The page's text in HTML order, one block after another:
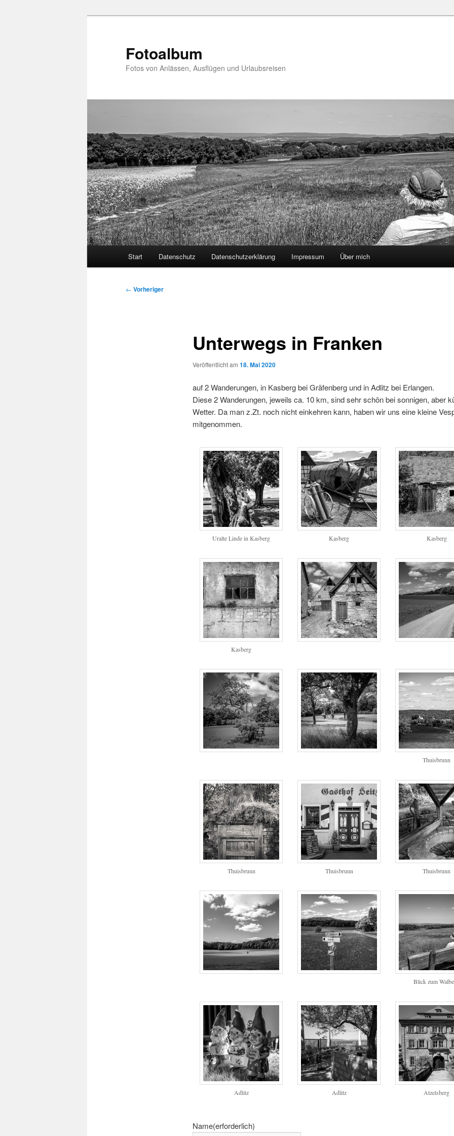
Fotoalbum
Fotos von Anlässen, Ausflügen und Urlaubsreisen
Start Datenschutz Datenschutzerklärung Impressum Über mich
Beitragsnavigation
← Vorheriger
Unterwegs in Franken
Veröffentlicht am 18. Mai 2020
auf 2 Wanderungen, in Kasberg bei Gräfenberg und in Adlitz bei Erlangen.
Diese 2 Wanderungen, jeweils ca. 10 km, sind sehr schön bei sonnigen, aber
Wetter. Da man z.Zt. noch nicht einkehren kann, haben wir uns eine kleine
mitgenommen.
Uralte Linde in Kasberg Kasberg Kasberg
Kasberg
Thuisbrunn
Thuisbrunn Thuisbrunn Thuisbrunn
Blick zum
Adlitz Adlitz Atzelsberg
Name(erforderlich)